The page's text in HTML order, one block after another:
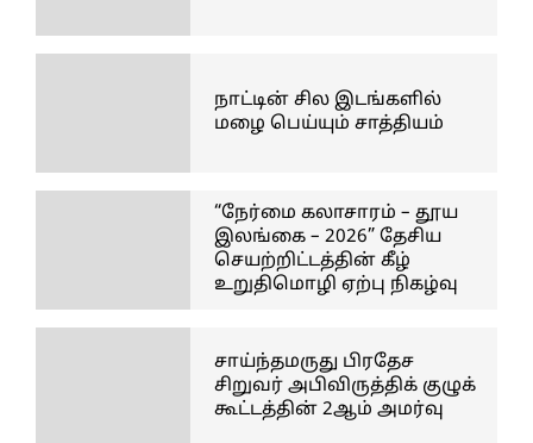
நாட்டின் சில இடங்களில்
மழை பெய்யும் சாத்தியம்
“நேர்மை கலாசாரம் – தூய
இலங்கை – 2026” தேசிய
செயற்றிட்டத்தின் கீழ்
உறுதிமொழி ஏற்பு நிகழ்வு
சாய்ந்தமருது பிரதேச
சிறுவர் அபிவிருத்திக் குழுக்
கூட்டத்தின் 2ஆம் அமர்வு